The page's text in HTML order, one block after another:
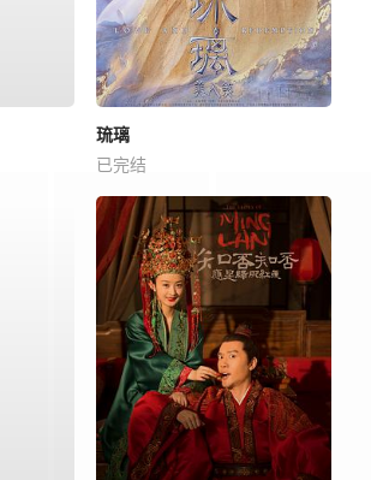
琉璃
已完结